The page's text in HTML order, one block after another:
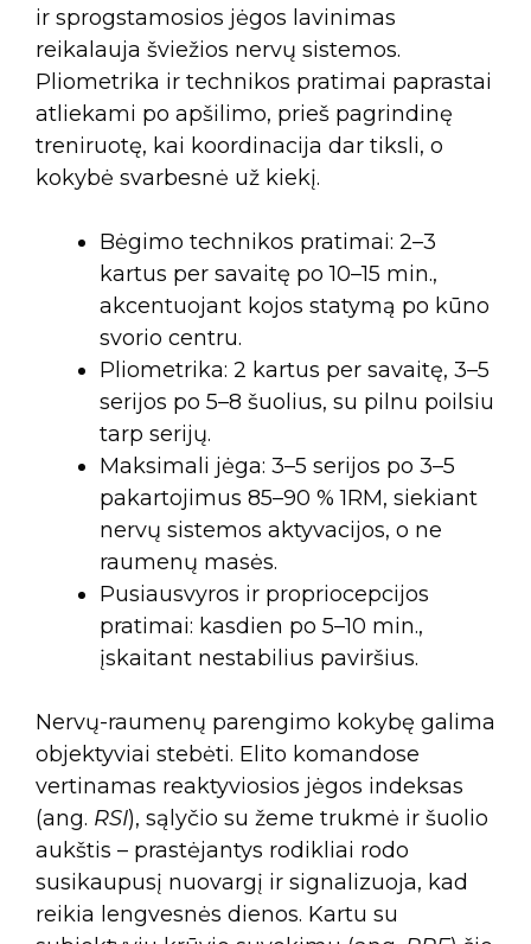
ir sprogstamosios jėgos lavinimas
reikalauja šviežios nervų sistemos.
Pliometrika ir technikos pratimai paprastai
atliekami po apšilimo, prieš pagrindinę
treniruotę, kai koordinacija dar tiksli, o
kokybė svarbesnė už kiekį.
Bėgimo technikos pratimai: 2–3
kartus per savaitę po 10–15 min.,
akcentuojant kojos statymą po kūno
svorio centru.
Pliometrika: 2 kartus per savaitę, 3–5
serijos po 5–8 šuolius, su pilnu poilsiu
tarp serijų.
Maksimali jėga: 3–5 serijos po 3–5
pakartojimus 85–90 % 1RM, siekiant
nervų sistemos aktyvacijos, o ne
raumenų masės.
Pusiausvyros ir propriocepcijos
pratimai: kasdien po 5–10 min.,
įskaitant nestabilius paviršius.
Nervų-raumenų parengimo kokybę galima
objektyviai stebėti. Elito komandose
vertinamas reaktyviosios jėgos indeksas
(ang. RSI), sąlyčio su žeme trukmė ir šuolio
aukštis – prastėjantys rodikliai rodo
susikaupusį nuovargį ir signalizuoja, kad
reikia lengvesnės dienos. Kartu su